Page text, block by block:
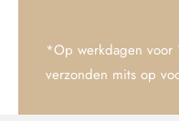
*Op werkdagen voor
verzonden mits op